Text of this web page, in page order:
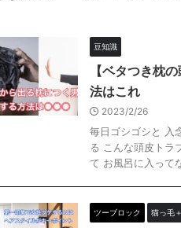
豆知識
【ベタつき枕
法はこれ
2023/2/26
毎日ゴシゴシと 入
る こんな頭皮トラ
て お風呂に入って
ツーブロック 猫っ毛